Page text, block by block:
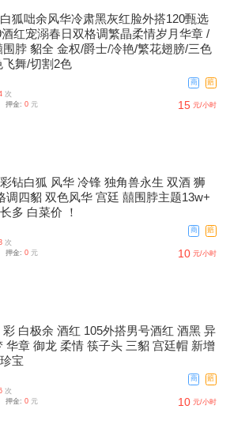
狐咄余风华冷肃黑灰红脸外搭120甄选
红宠溺春日双格调繁晶柔情岁月华章 /
围脖 貂全 金权/爵士/冷艳/繁花翅膀/三色
飞舞/切割2色
商
赔
次
押金: 0 元 15 元/小时
钻白狐 风华 冷锋 独角兽永生 双酒 狮
调四貂 双色风华 宫廷 囍围脖主题13w+
多 白菜价 ！
商
赔
次
押金: 0 元 10 元/小时
彩 白极余 酒红 105外搭男号酒红 酒黑 异
华章 御龙 柔情 筷子头 三貂 宫廷帽 新增
宝
商
赔
次
押金: 0 元 10 元/小时